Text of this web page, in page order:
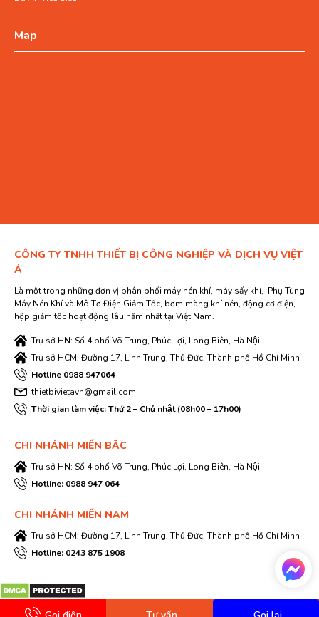
Map
CÔNG TY TNHH THIẾT BỊ CÔNG NGHIỆP VÀ DỊCH VỤ VIỆT
Á
Là một trong những đơn vị phân phối máy nén khí, máy sấy khí, Phụ Tùng
Máy Nén Khí và Mô Tơ Điện Giảm Tốc, bơm màng khí nén, động cơ điện,
hộp giảm tốc hoạt động lâu năm nhất tại Việt Nam.
Trụ sở HN: Số 4 phố Võ Trung, Phúc Lợi, Long Biên, Hà Nội
Trụ sở HCM: Đường 17, Linh Trung, Thủ Đức, Thành phố Hồ Chí Minh
Hotline 0988 947064
thietbivietavn@gmail.com
Thời gian làm việc: Thứ 2 – Chủ nhật (08h00 – 17h00)
CHI NHÁNH MIỀN BĂC
Trụ sở HN: Số 4 phố Võ Trung, Phúc Lợi, Long Biên, Hà Nội
Hotline: 0988 947 064
CHI NHÁNH MIỀN NAM
Trụ sở HCM: Đường 17, Linh Trung, Thủ Đức, Thành phố Hồ Chí Minh
Hotline: 0243 875 1908